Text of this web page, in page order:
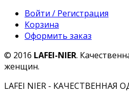
Войти / Регистрация
Корзина
Оформить заказ
© 2016 LAFEI-NIER.
женщин.
LAFEI NIER -